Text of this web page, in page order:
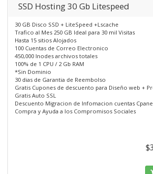
SSD Hosting 30 Gb Litespeed
30 GB Disco SSD + LiteSpeed +Lscache
Trafico al Mes 250 GB Ideal para 30 mil Visitas
Hasta 15 sitios Alojados
100 Cuentas de Correo Electronico
450,000 Inodes archivos totales
100% de 1 CPU / 2 Gb RAM
*Sin Dominio
30 dias de Garantia de Reembolso
Gratis Cupones de descuento para Diseño web +
Gratis Auto SSL
Descuento Migracion de Infomacion cuentas
Compra y Ayuda a los Compromisos Sociales